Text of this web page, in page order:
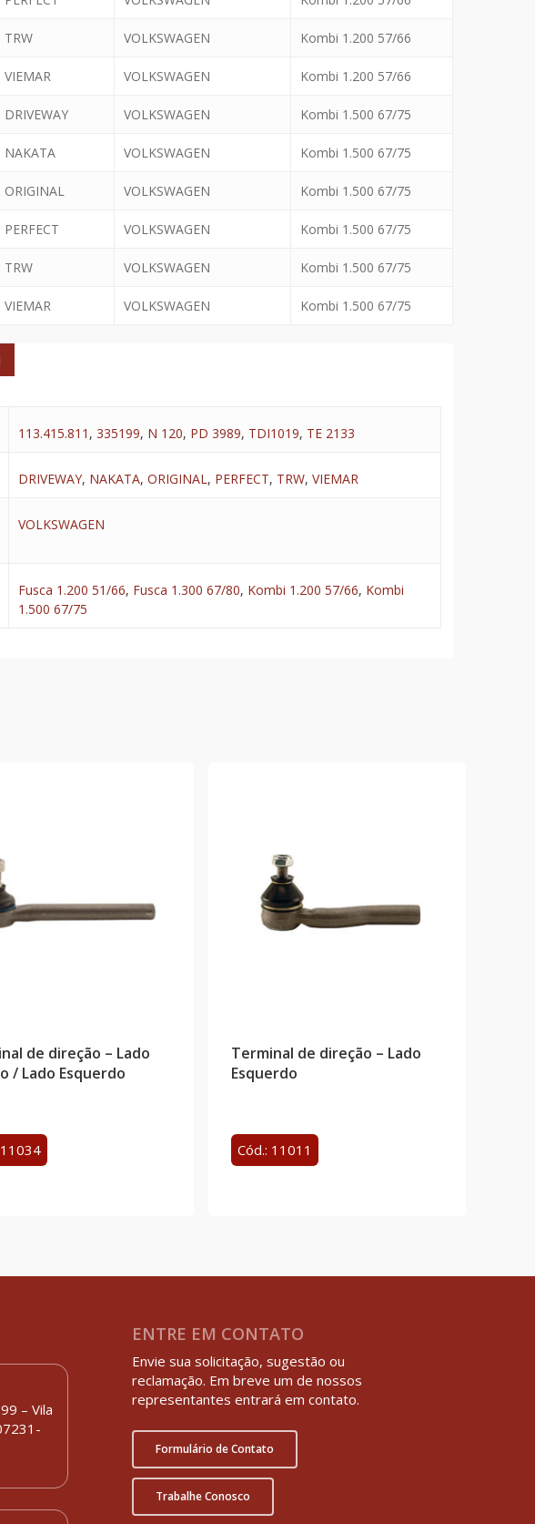
TRW VOLKSWAGEN Kombi 1.200 57/66
VIEMAR VOLKSWAGEN Kombi 1.200 57/66
DRIVEWAY VOLKSWAGEN Kombi 1.500 67/75
NAKATA VOLKSWAGEN Kombi 1.500 67/75
ORIGINAL VOLKSWAGEN Kombi 1.500 67/75
PERFECT VOLKSWAGEN Kombi 1.500 67/75
TRW VOLKSWAGEN Kombi 1.500 67/75
VIEMAR VOLKSWAGEN Kombi 1.500 67/75
113.415.811 , 335199, N 120, PD 3989, TDI1019, TE 2133
DRIVEWAY, NAKATA, ORIGINAL, PERFECT, TRW, VIEMAR
VOLKSWAGEN
Fusca 1.200 51/66, Fusca 1.300 67/80, Kombi 1.200 57/66, Kombi
1.500 67/75
de direção – Lado
/ Lado Esquerdo
Terminal de direção – Lado
Esquerdo
Cód.: 11011
– Vila
ENTRE EM CONTATO
Envie sua solicitação, sugestão ou
reclamação. Em breve um de nossos
representantes entrará em contato.
Formulário de Contato
Trabalhe Conosco